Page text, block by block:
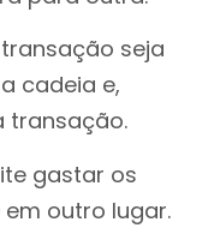
seja
cadeia e,
transação.
gastar os
outro lugar.